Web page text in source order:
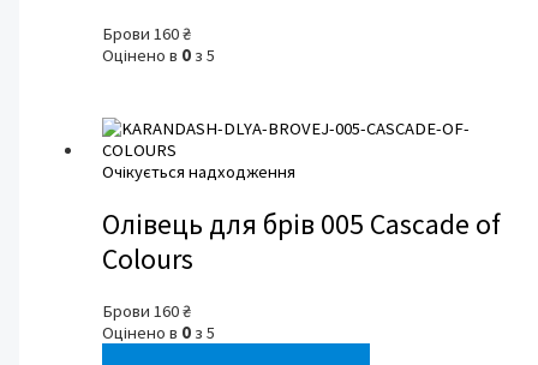
Брови160₴
Оцінено в 0 з 5
Очікується надходження
Олівець для брів 005 Cascade of
Colours
Брови160₴
Оцінено в 0 з 5